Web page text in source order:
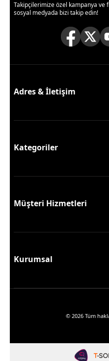
Takipçilerimize özel kampanya ve
sosyal medyada bizi takip edin!
Adres & İletişim
Kategoriler
Müşteri Hizmetleri
Kurumsal
© 2026 Tüm